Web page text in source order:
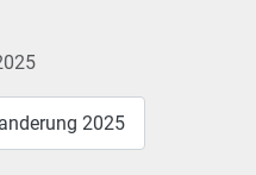
2025